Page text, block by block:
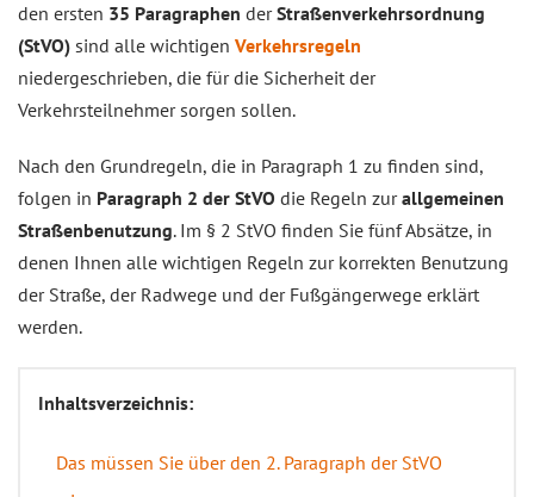
den ersten 35 Paragraphen derStraßenverkehrsordnung
(StVO) sind alle wichtigen Verkehrsregeln
niedergeschrieben, die für die Sicherheit der
Verkehrsteilnehmer sorgen sollen.
Nach den Grundregeln, die in Paragraph 1 zu finden sind,
folgen in Paragraph 2 der StVO die Regeln zurallgemeinen
Straßenbenutzung. Im § 2 StVO finden Sie fünf Absätze, in
denen Ihnen alle wichtigen Regeln zur korrekten Benutzung
der Straße, der Radwege und der Fußgängerwege erklärt
werden.
Inhaltsverzeichnis:
Das müssen Sie über den 2. Paragraph der StVO